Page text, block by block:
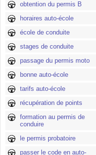
obtention du permis B
horaires auto-école
école de conduite
stages de conduite
passage du permis moto
bonne auto-école
tarifs auto-école
récupération de points
formation au permis de
conduire
le permis probatoire
passer le code en auto-